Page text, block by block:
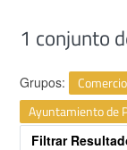
1 conjunto
Grupos: Comercio
Ayuntamiento de
Filtrar